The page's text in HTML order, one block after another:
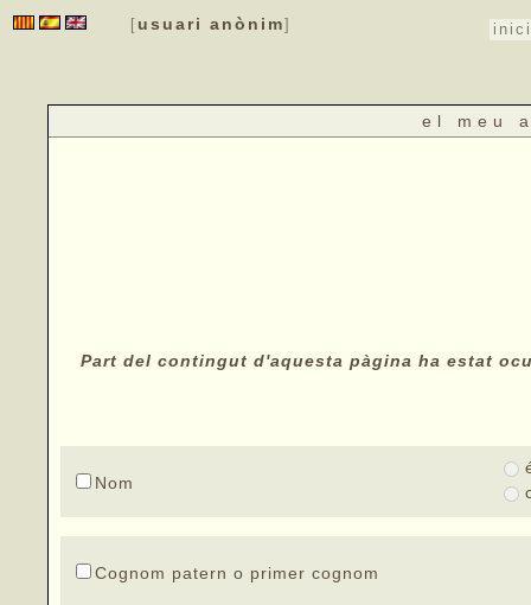
[ usuari anònim] inici
el meu
Part del contingut d'aquesta pàgina ha estat
Nom
Cognom patern o primer cognom